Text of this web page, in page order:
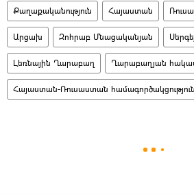
Քաղաքականություն Հայաստան
Արցախ Զոհրաբ Մնացականյան
Լեռնային Ղարաբաղ Ղարաբաղյան
Հայաստան-Ռուսաստան համագործակցություն